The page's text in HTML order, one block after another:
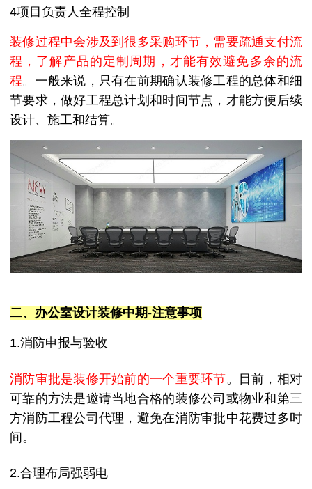
4项目负责人全程控制
装修过程中会涉及到很多采购环节，需要疏通支付流
程，了解产品的定制周期，才能有效避免多余的流
程。一般来说，只有在前期确认装修工程的总体和细
节要求，做好工程总计划和时间节点，才能方便后续
设计、施工和结算。
二、办公室设计装修中期-注意事项
1.消防申报与验收
消防审批是装修开始前的一个重要环节。目前，相对
可靠的方法是邀请当地合格的装修公司或物业和第三
方消防工程公司代理，避免在消防审批中花费过多时
间。
2.合理布局强弱电